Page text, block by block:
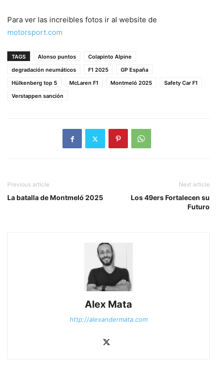
Para ver las increibles fotos ir al website de
motorsport.com
TAGS Alonso puntos
Colapinto Alpine
degradación neumáticos
F1 2025
GP España
Hülkenberg top 5
McLaren F1 Montmeló 2025
Safety Car F1
Verstappen sanción
Previous article
La batalla de Montmeló 2025
Next article
Los 49ers Fortalecen su
Futuro
Alex Mata
http://alexandermata.com